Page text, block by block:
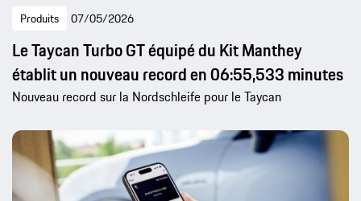
Produits 07/05/2026
Le Taycan Turbo GT équipé du Kit Manthey
établit un nouveau record en 06:55,533 minutes
Nouveau record sur la Nordschleife pour le Taycan